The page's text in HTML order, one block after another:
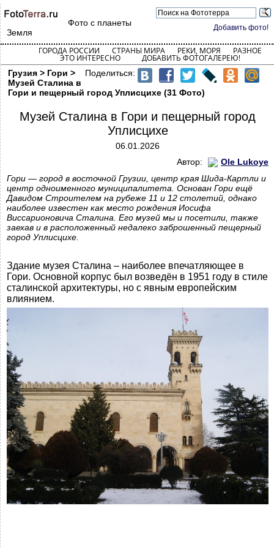
Добавить фото!
Фото с планеты
Земля
ГОРОДА РОССИИ СТРАНЫ МИРА РЕКИ, МОРЯ РАЗНОЕ
ЭТО ИНТЕРЕСНО ДОБАВИТЬ ФОТОГАЛЕРЕЮ!
Поделиться:
Грузия > Гори >
Музей Сталина в
Гори и пещерный город Уплисцихе (31 Фото)
Музей Сталина в Гори и пещерный город
Уплисцихе
06.01.2026
Автор:
Ole Lukoye
Гори — город в восточной Грузии, центр края Шида-Картли и
центр одноименного муниципалитета. Основан Гори ещё
Давидом Строителем на рубеже 11 и 12 столетий, однако
наиболее известен как место рождения Иосифа
Виссарионовича Сталина. Его музей мы и посетили, также
заехав и в расположенный недалеко заброшенный пещерный
город Уплисцихе.
Здание музея Сталина – наиболее впечатляющее в
Гори. Основной корпус был возведён в 1951 году в стиле
сталинской архитектуры, но с явным европейским
влиянием.